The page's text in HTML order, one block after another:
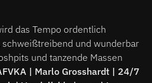
das Tempo ordentlich
schweißtreibend und wunderbar
und tanzende Massen
| Marlo Grosshardt | 24/7